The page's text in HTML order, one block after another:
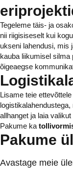
Tegeleme täis- ja
nii riigisiseselt kui
ukseni lahendusi, mis
kauba liikumisel silma
õigeaegse
Lisame teie
allhanget ja laia
Pakume ka
Pakume
Avastage meie